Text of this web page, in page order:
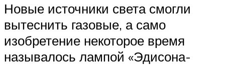
Новые источники света смогли
вытеснить газовые, а само
изобретение некоторое время
называлось лампой «Эдисона-